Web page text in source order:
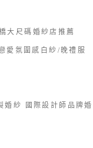
大尺碼婚紗店推薦
愛氛圍感白紗/晚禮服
紗 國際設計師品牌婚